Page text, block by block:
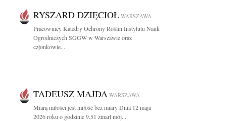
RYSZARD DZIĘCIOŁ WARSZAWA
Pracownicy Katedry Ochrony Roślin Instytutu Nauk
Ogrodniczych SGGW w Warszawie oraz
członkowie...
TADEUSZ MAJDA WARSZAWA
Miarą miłości jest miłość bez miary Dnia 12 maja
2026 roku o godzinie 9.51 zmarł mój...